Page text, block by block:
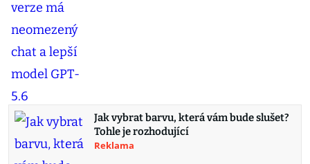
Jak vybrat barvu, která vám bude slušet?
Tohle je rozhodující
Reklama